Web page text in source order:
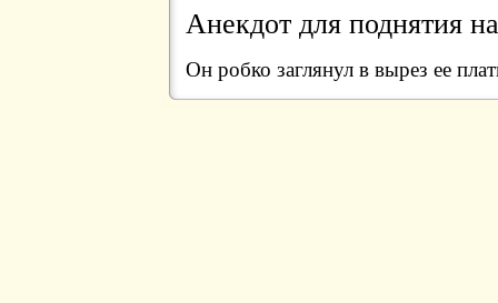
Анекдот для поднятия
Он робко заглянул в вырез ее